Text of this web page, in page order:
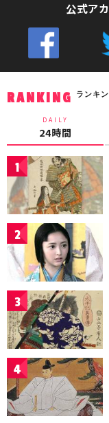
公式ア
RANKING ランキ
DAILY
24時間
1
2
3
4